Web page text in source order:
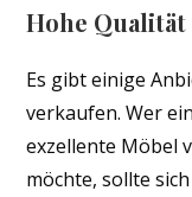
Hohe
Es gibt einige
verkaufen. Wer
exzellente Möbel
möchte, sollte